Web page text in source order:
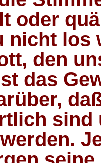
oder
nicht los
den
das
sind